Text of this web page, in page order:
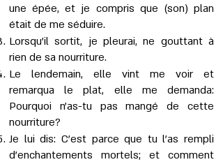
une épée, et je compris que (son) plan
était de me séduire.
Lorsqu’il sortit, je pleurai, ne gouttant à
rien de sa nourriture.
Le lendemain, elle vint me voir et
remarqua le plat, elle me demanda:
Pourquoi n’as-tu pas mangé de cette
nourriture?
Je lui dis: C’est parce que tu l’as rempli
d’enchantements mortels; et comment